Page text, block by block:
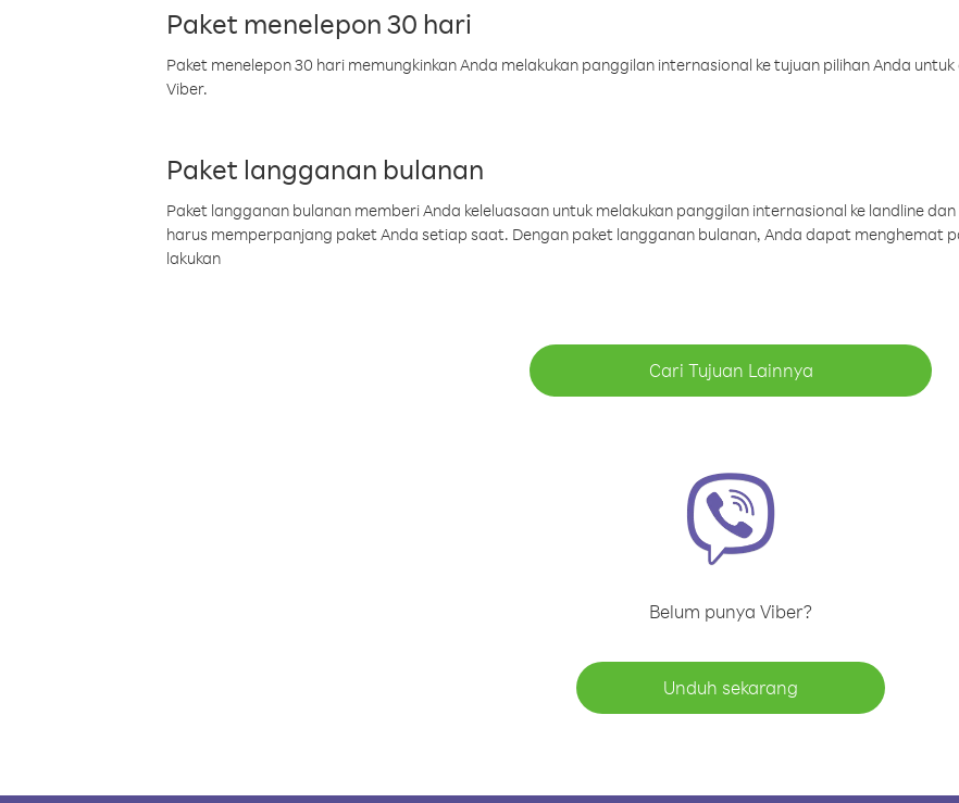
Paket menelepon 30 hari
Paket menelepon 30 hari memungkinkan Anda melakukan panggilan internasional ke tujuan pilihan Anda
Viber.
Paket langganan bulanan
Paket langganan bulanan memberi Anda keleluasaan untuk melakukan panggilan internasional ke landline
harus memperpanjang paket Anda setiap saat. Dengan paket langganan bulanan, Anda dapat menghemat
lakukan
Cari Tujuan Lainnya
Belum punya Viber?
Unduh sekarang